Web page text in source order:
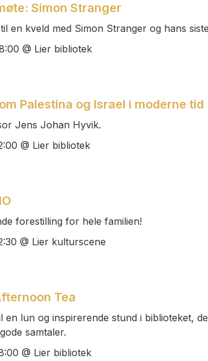
Simon Stranger
en kveld med Simon Stranger og hans
@ Lier bibliotek
Palestina og Israel i moderne tid
Jens Johan Hyvik.
@ Lier bibliotek
forestilling for hele familien!
@ Lier kulturscene
Tea
en lun og inspirerende stund i biblioteket,
samtaler.
@ Lier bibliotek